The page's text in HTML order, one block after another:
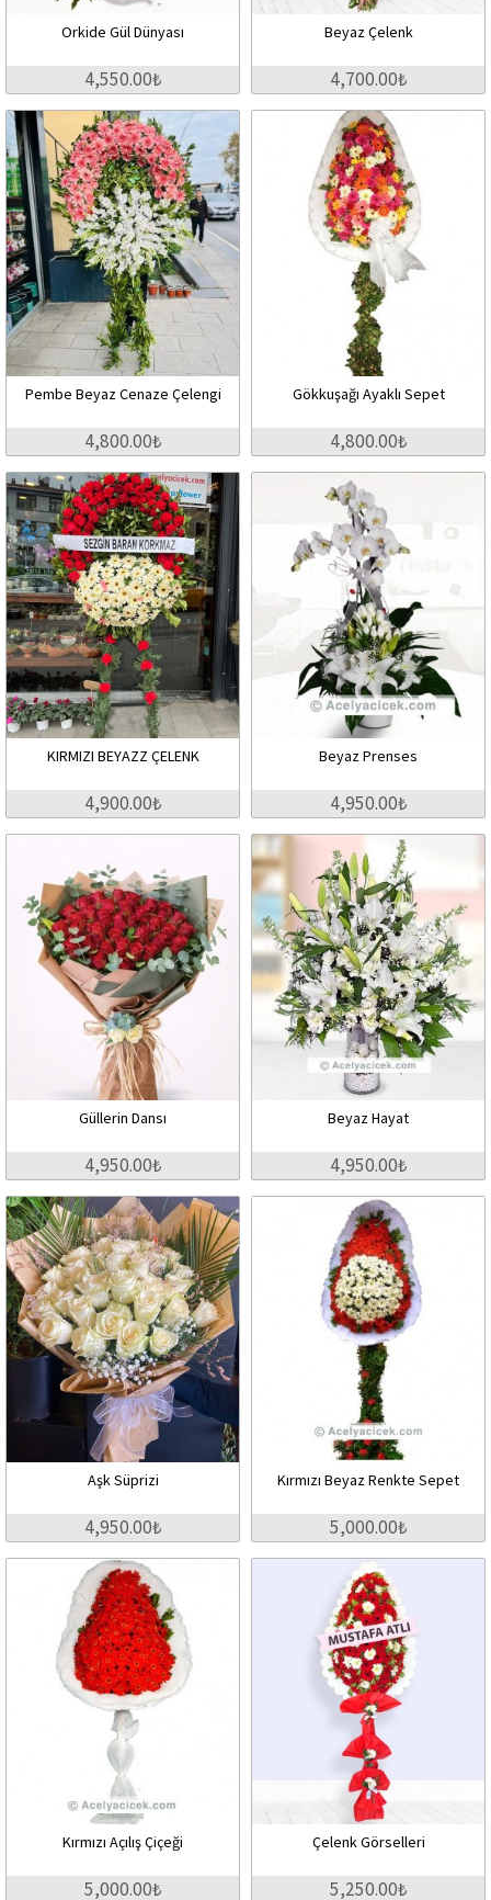
Orkide Gül Dünyası
4,550.00₺
Beyaz Çelenk
4,700.00₺
Pembe Beyaz Cenaze Çelengi
4,800.00₺
Gökkuşağı Ayaklı Sepet
4,800.00₺
KIRMIZI BEYAZZ ÇELENK
4,900.00₺
Beyaz Prenses
4,950.00₺
Güllerin Dansı
4,950.00₺
Beyaz Hayat
4,950.00₺
Aşk Süprizi
4,950.00₺
Kırmızı Beyaz Renkte Sepet
5,000.00₺
Kırmızı Açılış Çiçeği
5,000.00₺
Çelenk Görselleri
5,250.00₺